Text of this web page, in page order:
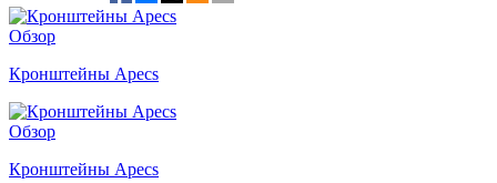
Обзор
Кронштейны Apecs
Обзор
Кронштейны Apecs